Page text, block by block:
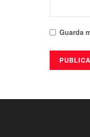
Guarda